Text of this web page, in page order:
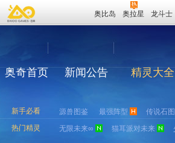
奥比岛 奥拉星 龙斗士
奥奇首页 新闻公告 精灵大全
新手必看 源兽图鉴 最强阵型 传说石
热门精灵
无限未来∞ 猫耳派对未来